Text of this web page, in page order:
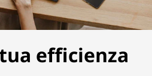
efficienza